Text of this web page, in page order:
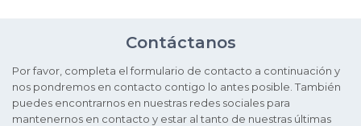
Contáctanos
Por favor, completa el formulario de contacto a continuación y
nos pondremos en contacto contigo lo antes posible. También
puedes encontrarnos en nuestras redes sociales para
mantenernos en contacto y estar al tanto de nuestras últimas